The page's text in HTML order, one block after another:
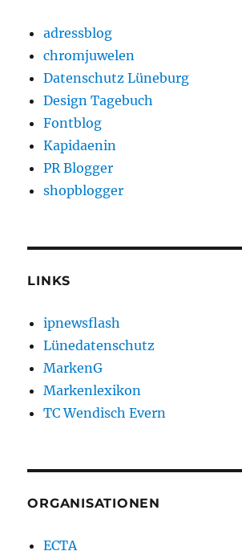
adressblog
chromjuwelen
Datenschutz Lüneburg
Design Tagebuch
Fontblog
Kapidaenin
PR Blogger
shopblogger
LINKS
ipnewsflash
Lünedatenschutz
MarkenG
Markenlexikon
TC Wendisch Evern
ORGANISATIONEN
ECTA